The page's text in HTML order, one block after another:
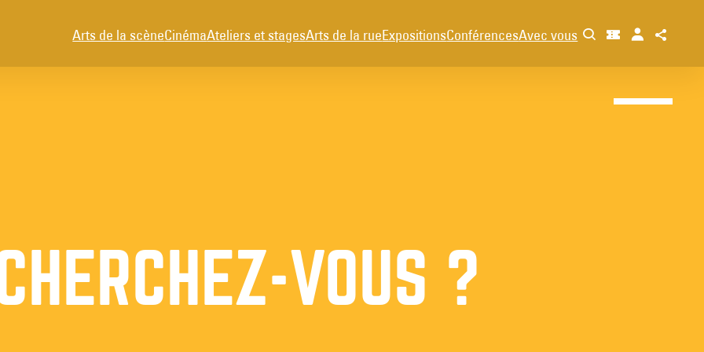
Arts de la scèneCinémaAteliers et stagesArts de la rueExpositionsConférencesAvec vous
VOUS ?